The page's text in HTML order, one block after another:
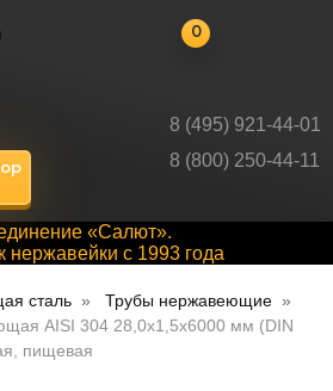
8 (495) 921-44-01
8 (800) 250-44-11
0
«Салют».
нержавейки с 1993 года
сталь
Трубы нержавеющие
AISI 304 28,0х1,5х6000 мм (DIN
пищевая